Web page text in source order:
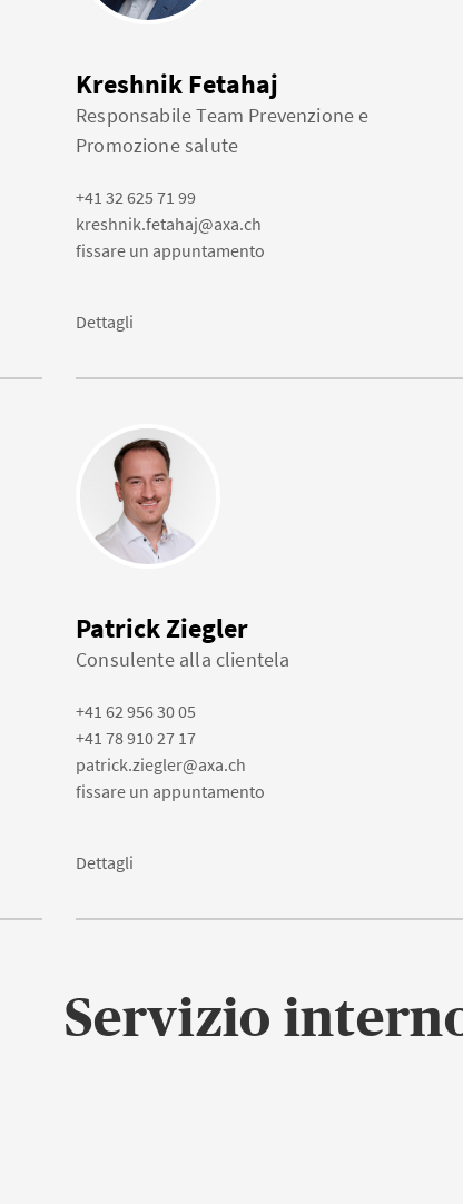
Kreshnik Fetahaj
Responsabile Team Prevenzione e
Promozione salute
+41 32 625 71 99
kreshnik.fetahaj@axa.ch
fissare un appuntamento
Dettagli
Patrick Ziegler
Consulente alla clientela
+41 62 956 30 05
+41 78 910 27 17
patrick.ziegler@axa.ch
fissare un appuntamento
Dettagli
Servizio